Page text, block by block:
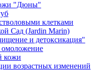
"Дюны"
клетками
Сад (Jardin Marin)
и детоксикация"
омоложение
кожи
возрастных изменений